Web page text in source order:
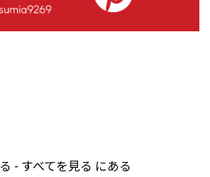
- すべてを見る にある